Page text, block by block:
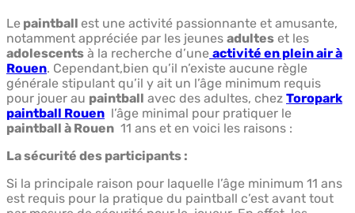
Le paintball est une activité passionnante et amusante,
notamment appréciée par les jeunes adultes et les
adolescents à la recherche d’une activité en plein air à
Rouen. Cependant,bien qu’il n’existe aucune règle
générale stipulant qu’il y ait un l’âge minimum requis
pour jouer au paintball avec des adultes, chez Toropark
paintball Rouen l’âge minimal pour pratiquer le
paintball à Rouen 11 ans et en voici les raisons :
La sécurité des participants :
Si la principale raison pour laquelle l’âge minimum 11 ans
est requis pour la pratique du paintball c’est avant tout